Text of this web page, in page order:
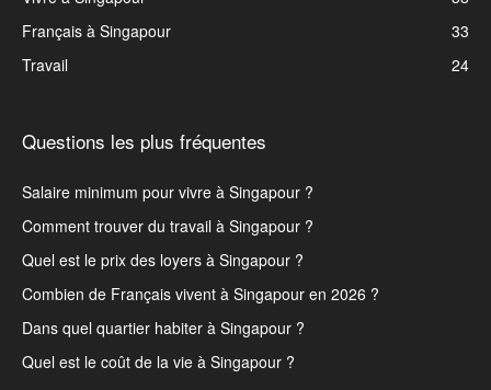
Français à Singapour
33
Travail
24
Questions les plus fréquentes
Salaire minimum pour vivre à Singapour ?
Comment trouver du travail à Singapour ?
Quel est le prix des loyers à Singapour ?
Combien de Français vivent à Singapour en 2026 ?
Dans quel quartier habiter à Singapour ?
Quel est le coût de la vie à Singapour ?